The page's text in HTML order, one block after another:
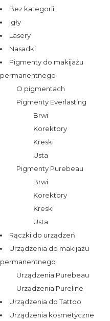
Bez kategorii
Igły
Lasery
Nasadki
Pigmenty do makijażu
permanentnego
O pigmentach
Pigmenty Everlasting
Brwi
Korektory
Kreski
Usta
Pigmenty Purebeau
Brwi
Korektory
Kreski
Usta
Rączki do urządzeń
Urządzenia do makijażu
permanentnego
Urządzenia Purebeau
Urządzenia Pureline
Urządzenia do Tattoo
Urządzenia kosmetyczne